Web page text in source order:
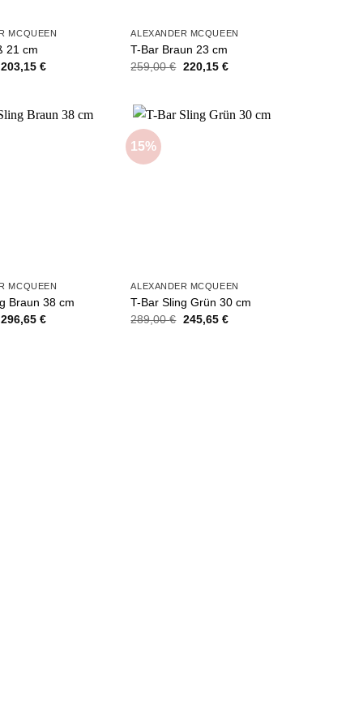
MCQUEEN
21 cm
Ursprünglicher
203,15€Aktueller
ALEXANDER MCQUEEN
T-Bar Braun 23 cm
259,00€ Ursprünglicher
220,15 €Aktueller
MCQUEEN
Braun 38 cm
Ursprünglicher
Preis
296,65€Aktueller
15%
ALEXANDER MCQUEEN
T-Bar Sling Grün 30 cm
289,00€ Ursprünglicher
Preis
245,65 €Aktueller